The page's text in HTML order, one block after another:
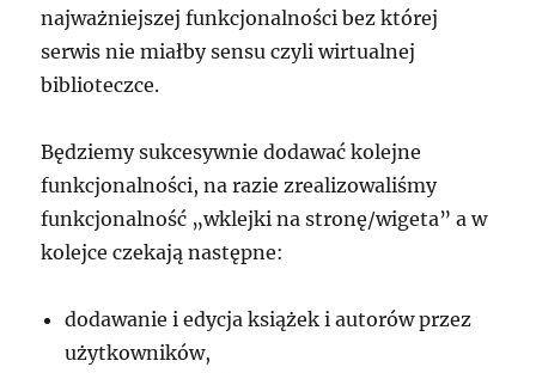
najważniejszej funkcjonalności bez której
serwis nie miałby sensu czyli wirtualnej
biblioteczce.
Będziemy sukcesywnie dodawać kolejne
funkcjonalności, na razie zrealizowaliśmy
funkcjonalność „wklejki na stronę/wigeta” a w
kolejce czekają następne:
dodawanie i edycja książek i autorów przez
użytkowników,